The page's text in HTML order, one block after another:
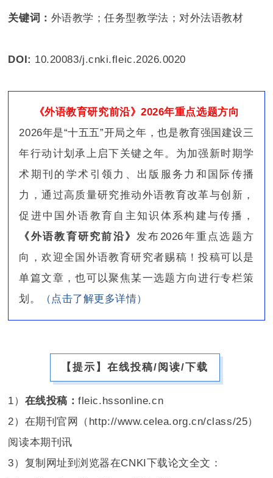
关键词： 外语教学；任务型教学法；对外法语教材
DOI: 10.20083/j.cnki.fleic.2026.0020
《外语教育研究前沿》2026年重点选题方向
2026年是“十五五”开局之年，也是教育强国建设三
年行动计划承上启下关键之年。为加强新时期学
术期刊的学术引领力、出版服务力和国际传播
力，通过高质量研究推动外语教育改革与创新，
促进中国外语教育自主知识体系构建与传播，
《外语教育研究前沿》发布2026年重点选题方
向，欢迎全国外语教育研究者赐稿！投稿可以是
单篇文章，也可以聚焦某一选题方向进行专栏策
划。
（点击了解更多详情）
【提示】在线投稿/阅读/下载
1） 在线投稿：fleic.hssonline.cn
2）在期刊官网（http://www.celea.org.cn/class/25）
阅读本期刊讯
3） 复制网址到浏览器在CNKI下载论文全文：